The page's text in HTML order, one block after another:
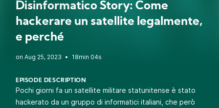
Disinformatico Story: Come
hackerare un satellite legalmente,
e perché
• 18min 04s
EPISODE DESCRIPTION
Pochi giorni fa un satellite militare statunitense è stato
hackerato da un gruppo di informatici italiani, che però